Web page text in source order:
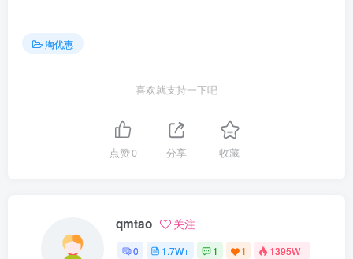
淘优惠
喜欢就支持一下吧
点赞0 分享 收藏
qmtao 关注
0 1.7W+ 1 1 1395W+